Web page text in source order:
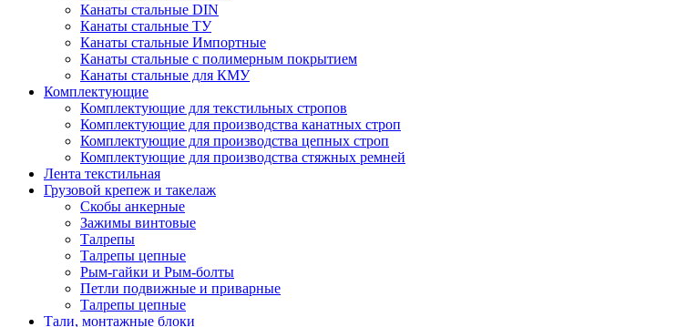
Канаты стальные DIN
Канаты стальные ТУ
Канаты стальные Импортные
Канаты стальные с полимерным покрытием
Канаты стальные для КМУ
Комплектующие
Комплектующие для текстильных стропов
Комплектующие для производства канатных строп
Комплектующие для производства цепных строп
Комплектующие для производства стяжных ремней
Лента текстильная
Грузовой крепеж и такелаж
Скобы анкерные
Зажимы винтовые
Талрепы
Талрепы цепные
Рым-гайки и Рым-болты
Петли подвижные и приварные
Талрепы цепные
Тали, монтажные блоки